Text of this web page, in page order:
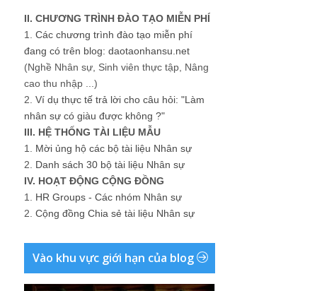
II. CHƯƠNG TRÌNH ĐÀO TẠO MIỄN PHÍ
1. Các chương trình đào tạo miễn phí
đang có trên blog: daotaonhansu.net
(Nghề Nhân sự, Sinh viên thực tập, Nâng
cao thu nhập ...)
2. Ví dụ thực tế trả lời cho câu hỏi: "Làm
nhân sự có giàu được không ?"
III. HỆ THỐNG TÀI LIỆU MẪU
1. Mời ủng hộ các bộ tài liệu Nhân sự
2. Danh sách 30 bộ tài liệu Nhân sự
IV. HOẠT ĐỘNG CỘNG ĐỒNG
1. HR Groups - Các nhóm Nhân sự
2. Cộng đồng Chia sẻ tài liệu Nhân sự
Vào khu vực giới hạn của blog